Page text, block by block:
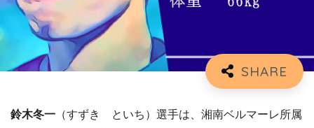
鈴木冬一 （すずき といち）選手は、湘南ベルマーレ所属